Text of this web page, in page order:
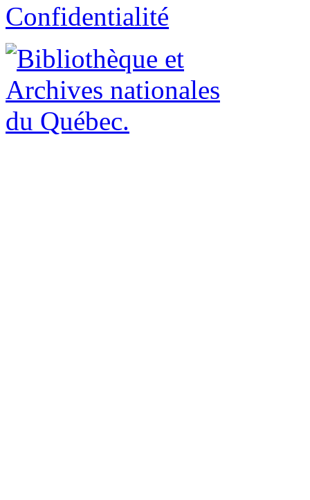
Confidentialité